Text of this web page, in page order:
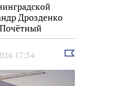
Дрозденко
17:34
Выбрать